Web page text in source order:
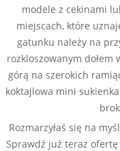
modele z cekinami
miejscach, które
gatunku należy na
rozkloszowanym dołem
górą na szerokich
koktajlowa mini
Rozmarzyłaś się na
Sprawdź już teraz